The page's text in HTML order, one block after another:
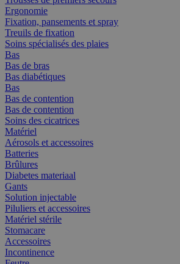
Ergonomie
Fixation, pansements et spray
Treuils de fixation
Soins spécialisés des plaies
Bas
Bas de bras
Bas diabétiques
Bas
Bas de contention
Bas de contention
Soins des cicatrices
Matériel
Aérosols et accessoires
Batteries
Brûlures
Diabetes materiaal
Gants
Solution injectable
Piluliers et accessoires
Matériel stérile
Stomacare
Accessoires
Incontinence